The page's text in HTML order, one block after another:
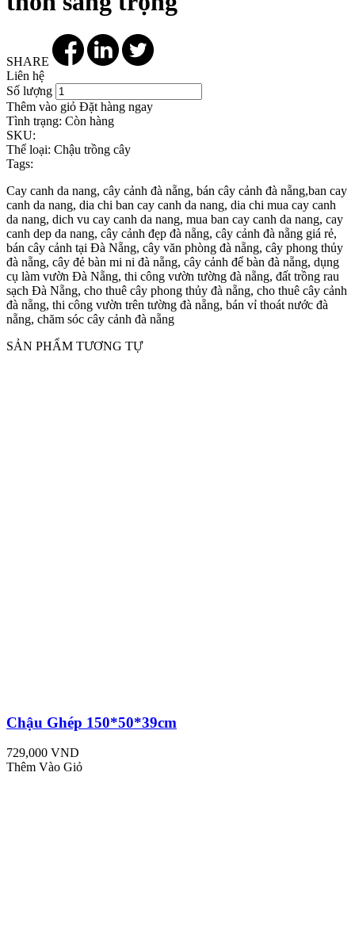
SHARE
Liên hệ
Số lượng
Thêm vào giỏ Đặt hàng ngay
Tình trạng: Còn hàng
SKU:
Thể loại: Chậu trồng cây
Tags:
Cay canh da nang, cây cảnh đà nẵng, bán cây cảnh đà nẵng,ban cay
canh da nang, dia chi ban cay canh da nang, dia chi mua cay canh
da nang, dich vu cay canh da nang, mua ban cay canh da nang, cay
canh dep da nang, cây cảnh đẹp đà nẵng, cây cảnh đà nẵng giá rẻ,
bán cây cảnh tại Đà Nẵng, cây văn phòng đà nẵng, cây phong thủy
đà nẵng, cây đẻ bàn mi ni đà nẵng, cây cảnh để bàn đà nẵng, dụng
cụ làm vườn Đà Nẵng, thi công vườn tường đà nẵng, đất trồng rau
sạch Đà Nẵng, cho thuê cây phong thủy đà nẵng, cho thuê cây cảnh
đà nẵng, thi công vườn trên tường đà nẵng, bán vỉ thoát nước đà
nẵng, chăm sóc cây cảnh đà nẵng
SẢN PHẨM TƯƠNG TỰ
Chậu Ghép 150*50*39cm
729,000 VND
Thêm Vào Giỏ